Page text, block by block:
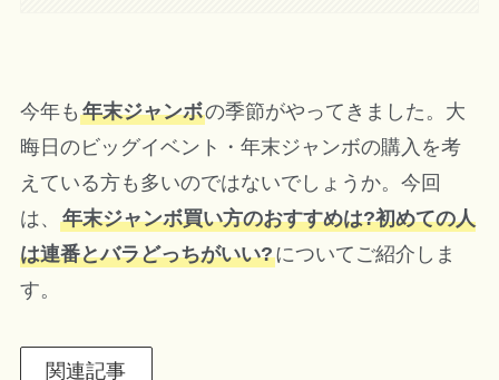
今年も 年末ジャンボの季節がやってきました。大
晦日のビッグイベント・年末ジャンボの購入を考
えている方も多いのではないでしょうか。今回
は、 年末ジャンボ買い方のおすすめは?初めての人
は連番とバラどっちがいい?についてご紹介しま
す。
関連記事